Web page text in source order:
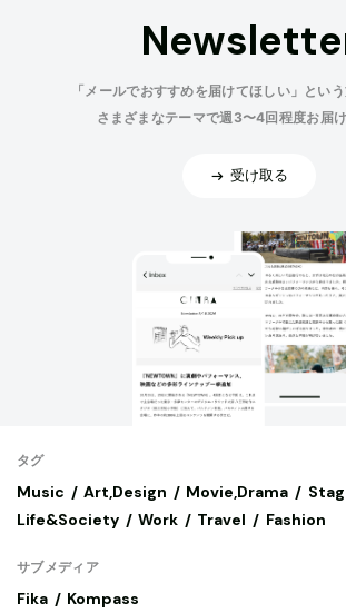
「メールでおすすめを届けてほしい」という
さまざまなテーマで週3〜4回程度お届け
受け取る
タグ
Music Art,Design Movie,Drama
Life&Society
Work Travel Fashion
サブメディア
Fika Kompass